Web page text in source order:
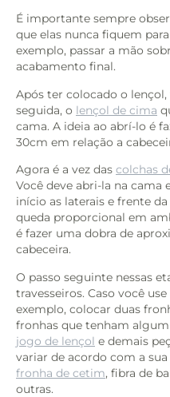
É importante sempre
que elas nunca fiquem
exemplo, passar a mão
acabamento final.
Após ter colocado o
seguida, o lençol de cima
cama. A ideia ao abrí-lo é
30cm em relação a
Agora é a vez das colchas
Você deve abri-la na cama
início as laterais e frente
queda proporcional em
é fazer uma dobra de
cabeceira.
O passo seguinte nessas
travesseiros. Caso você
exemplo, colocar duas
fronhas que tenham
jogo de lençol e demais
variar de acordo com a
fronha de cetim, fibra de
outras.